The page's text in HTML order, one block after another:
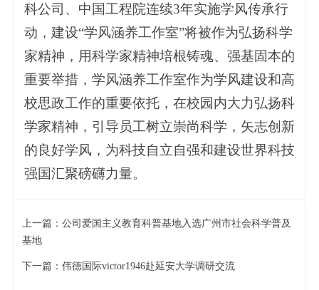
科公司、中国工程院连续3年实施学风传承行
动，建设“学风涵养工作室”将被作为弘扬科学
家精神，用科学家精神培根铸魂、强基固本的
重要举措，学风涵养工作室作为学风建设和高
校思政工作的重要依托，在校园内大力弘扬科
学家精神，引导员工树立崇尚科学，矢志创新
的良好学风，为科技自立自强和建设世界科技
强国汇聚磅礴力量。
上一篇： 公司爱国主义教育科普基地入选广州市社会科学普及
基地
下一篇： 伟德国际victor1946赴延安大学调研交流